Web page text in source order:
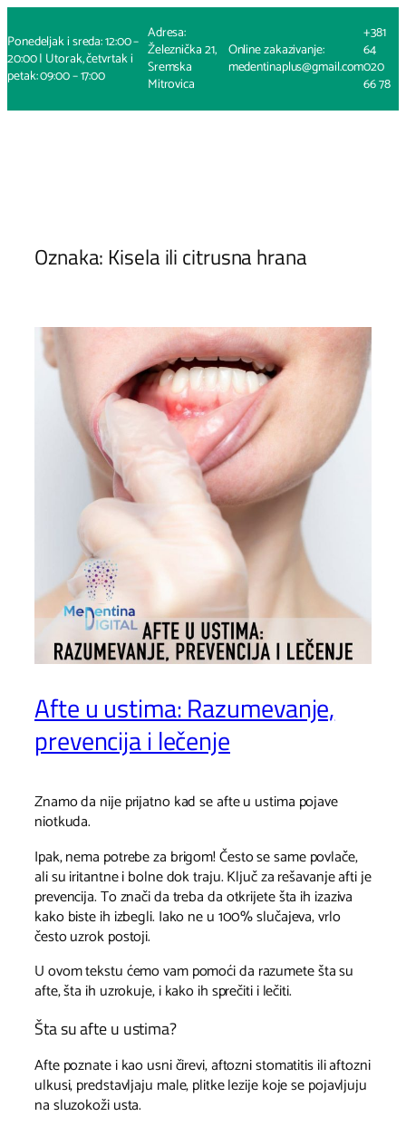
na
sadržaj
Ponedeljak i sreda: 12:00 –
20:00 | Utorak, četvrtak i
petak: 09:00 – 17:00
Adresa:
Železnička 21,
Sremska
Mitrovica
Online zakazivanje:
medentinaplus@gmail.com
+381
64
020
66 78
Oznaka: Kisela ili citrusna hrana
Afte u ustima: Razumevanje,
prevencija i lečenje
Znamo da nije prijatno kad se afte u ustima pojave
niotkuda.
Ipak, nema potrebe za brigom! Često se same povlače,
ali su iritantne i bolne dok traju. Ključ za rešavanje afti je
prevencija. To znači da treba da otkrijete šta ih izaziva
kako biste ih izbegli. Iako ne u 100% slučajeva, vrlo
često uzrok postoji.
U ovom tekstu ćemo vam pomoći da razumete šta su
afte, šta ih uzrokuje, i kako ih sprečiti i lečiti.
Šta su afte u ustima?
Afte poznate i kao usni čirevi, aftozni stomatitis ili aftozni
ulkusi, predstavljaju male, plitke lezije koje se pojavljuju
na sluzokoži usta.